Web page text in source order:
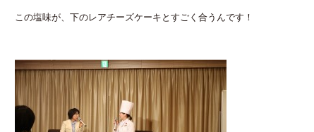
この塩味が、下のレアチーズケーキとすごく合うんです！